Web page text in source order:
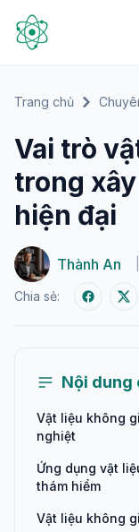
Trang chủ
Vai trò
trong
hiện đại
Thành An
Chia sẻ:
Nội dung
Vật liệu không
nghiệt
Ứng dụng vật
thám hiểm
Vật liệu không